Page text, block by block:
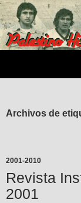
Saltar
al
contenido
Archivos de
2001-2010
Revista
2001